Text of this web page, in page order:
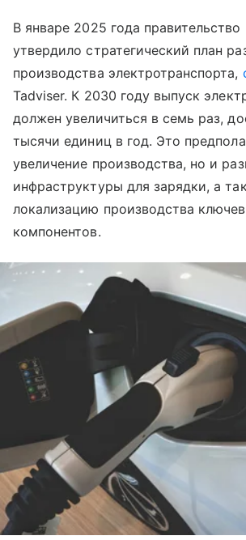
В январе 2025 года правительство
утвердило стратегический план
производства электротранспорта,
Tadviser. К 2030 году выпуск
должен увеличиться в семь раз,
тысячи единиц в год. Это
увеличение производства, но и
инфраструктуры для зарядки, а
локализацию производства
компонентов.